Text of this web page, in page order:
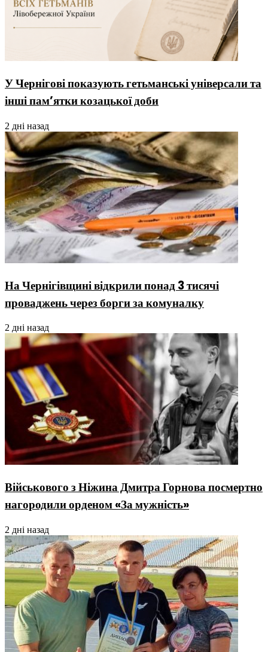
У Чернігові показують гетьманські універсали та
інші пам’ятки козацької доби
2 дні назад
На Чернігівщині відкрили понад 3 тисячі
проваджень через борги за комуналку
2 дні назад
Військового з Ніжина Дмитра Горнова посмертно
нагородили орденом «За мужність»
2 дні назад